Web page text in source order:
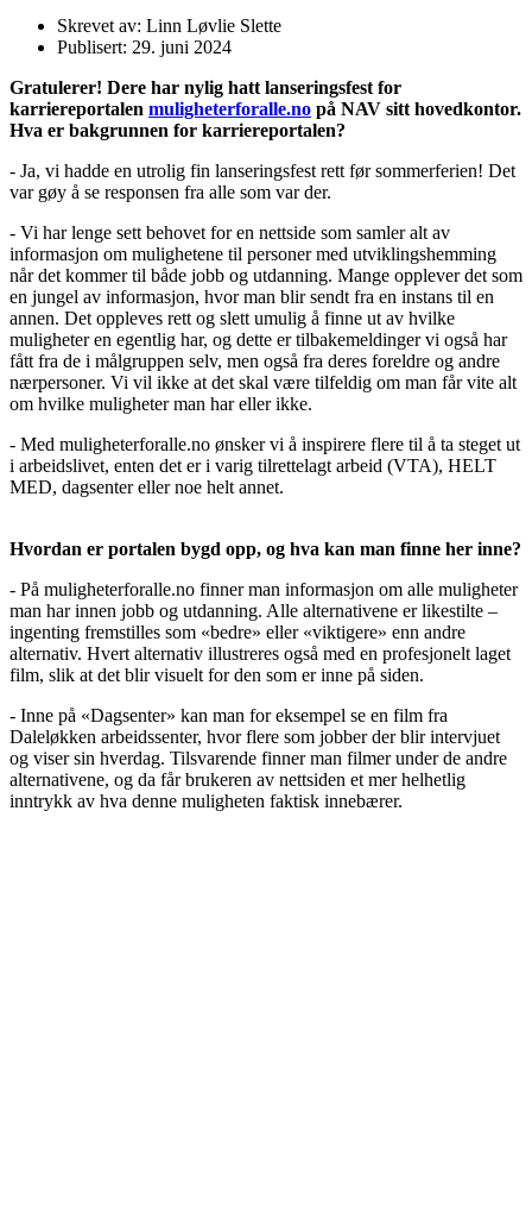
Skrevet av: Linn Løvlie Slette
Publisert: 29. juni 2024
Gratulerer! Dere har nylig hatt lanseringsfest for
karriereportalen muligheterforalle.no på NAV sitt hovedkontor.
Hva er bakgrunnen for karriereportalen?
- Ja, vi hadde en utrolig fin lanseringsfest rett før sommerferien! Det
var gøy å se responsen fra alle som var der.
- Vi har lenge sett behovet for en nettside som samler alt av
informasjon om mulighetene til personer med utviklingshemming
når det kommer til både jobb og utdanning. Mange opplever det som
en jungel av informasjon, hvor man blir sendt fra en instans til en
annen. Det oppleves rett og slett umulig å finne ut av hvilke
muligheter en egentlig har, og dette er tilbakemeldinger vi også har
fått fra de i målgruppen selv, men også fra deres foreldre og andre
nærpersoner. Vi vil ikke at det skal være tilfeldig om man får vite alt
om hvilke muligheter man har eller ikke.
- Med muligheterforalle.no ønsker vi å inspirere flere til å ta steget ut
i arbeidslivet, enten det er i varig tilrettelagt arbeid (VTA), HELT
MED, dagsenter eller noe helt annet.
Hvordan er portalen bygd opp, og hva kan man finne her inne?
- På muligheterforalle.no finner man informasjon om alle muligheter
man har innen jobb og utdanning. Alle alternativene er likestilte –
ingenting fremstilles som «bedre» eller «viktigere» enn andre
alternativ. Hvert alternativ illustreres også med en profesjonelt laget
film, slik at det blir visuelt for den som er inne på siden.
- Inne på «Dagsenter» kan man for eksempel se en film fra
Daleløkken arbeidssenter, hvor flere som jobber der blir intervjuet
og viser sin hverdag. Tilsvarende finner man filmer under de andre
alternativene, og da får brukeren av nettsiden et mer helhetlig
inntrykk av hva denne muligheten faktisk innebærer.